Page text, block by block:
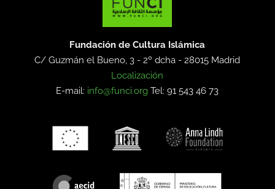
Fundación de Cultura Islámica
C/ Guzmán el Bueno, 3 - 2º dcha -28015 Madrid
Localización
E-mail: info@funci.org Tel: 91 543 46 73